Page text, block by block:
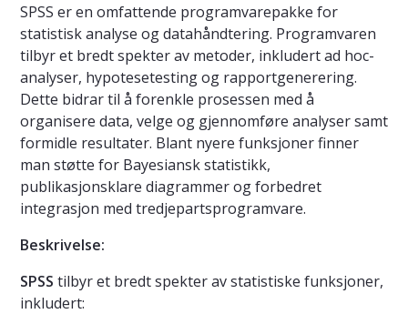
SPSS er en omfattende programvarepakke for
statistisk analyse og datahåndtering. Programvaren
tilbyr et bredt spekter av metoder, inkludert ad hoc-
analyser, hypotesetesting og rapportgenerering.
Dette bidrar til å forenkle prosessen med å
organisere data, velge og gjennomføre analyser samt
formidle resultater. Blant nyere funksjoner finner
man støtte for Bayesiansk statistikk,
publikasjonsklare diagrammer og forbedret
integrasjon med tredjepartsprogramvare.
Beskrivelse:
SPSS tilbyr et bredt spekter av statistiske funksjoner,
inkludert: